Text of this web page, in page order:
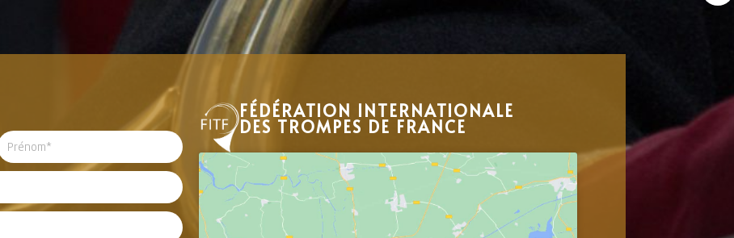
FÉDÉRATION INTERNATIONALE
DES TROMPES DE FRANCE